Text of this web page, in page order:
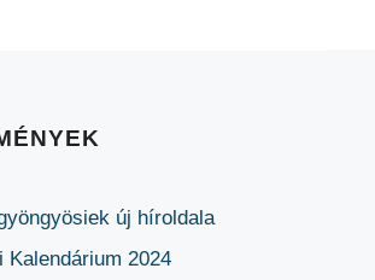
új híroldala
Kalendárium 2024